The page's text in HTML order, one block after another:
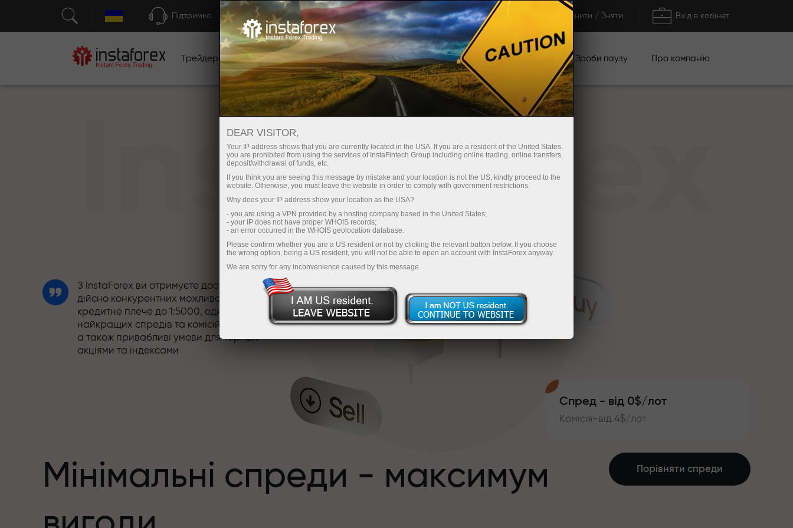
Підтримка Швидке відкриття рахунку Торгова платформа Поповнити / Зняти Вхід в кабінет
Трейдерам Початківцям Інвесторам Партнерам Промоакції Зроби паузу Про компанію
InstaForex
Спред - від 0$/лот
Комісія-від 4$/лот
З InstaForex ви отримуєте доступ до
дійсно конкурентних можливостей:
кредитне плече до 1:5000, одні з
найкращих спредів та комісій на ринку,
а також привабливі умови для торгівлі
акціями та індексами
додає елементи драйву та дисципліни
Мінімальні спреди - максимум
Порівняти спреди
DEAR VISITOR,
Your IP address shows that you are currently located in the USA. If you are a resident of the United States,
you are prohibited from using the services of InstaFintech Group including online trading, online transfers,
deposit/withdrawal of funds, etc.
If you think you are seeing this message by mistake and your location is not the US, kindly proceed to the
website. Otherwise, you must leave the website in order to comply with government restrictions.
Why does your IP address show your location as the USA?
- you are using a VPN provided by a hosting company based in the United States;
- your IP does not have proper WHOIS records;
- an error occurred in the WHOIS geolocation database.
Please confirm whether you are a US resident or not by clicking the relevant button below. If you choose
the wrong option, being a US resident, you will not be able to open an account with InstaForex anyway.
We are sorry for any inconvenience caused by this message.